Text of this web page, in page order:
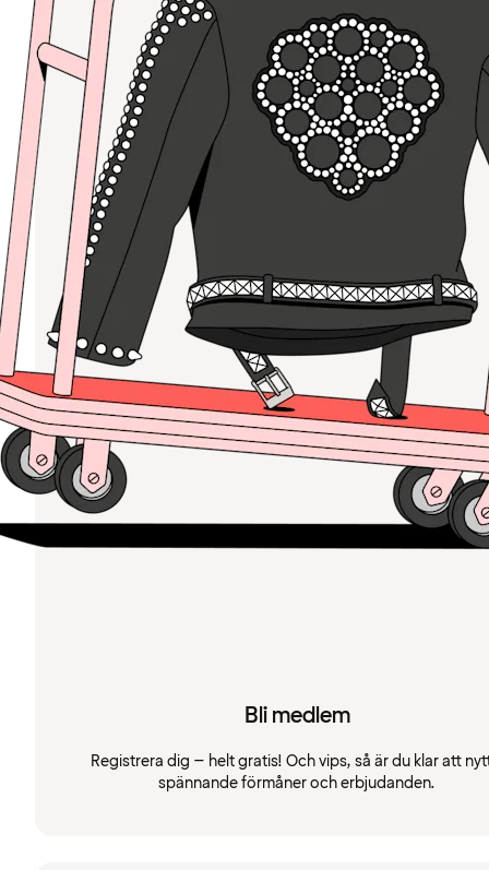
Bli medlem
Registrera dig – helt gratis! Och vips, så är du klar att
spännande förmåner och erbjudanden.